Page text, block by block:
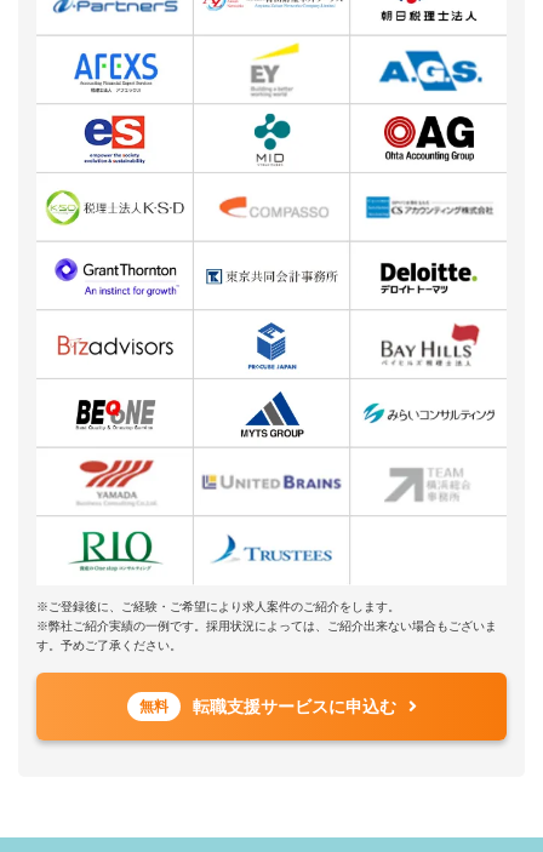
※ご登録後に、ご経験・ご希望により求人案件のご紹介をします。
※弊社ご紹介実績の一例です。採用状況によっては、ご紹介出来ない場合もございま
す。予めご了承ください。
無料 転職支援サービスに申込む